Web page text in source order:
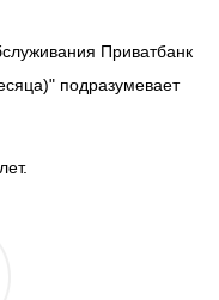
Приватбанк
подразумевает